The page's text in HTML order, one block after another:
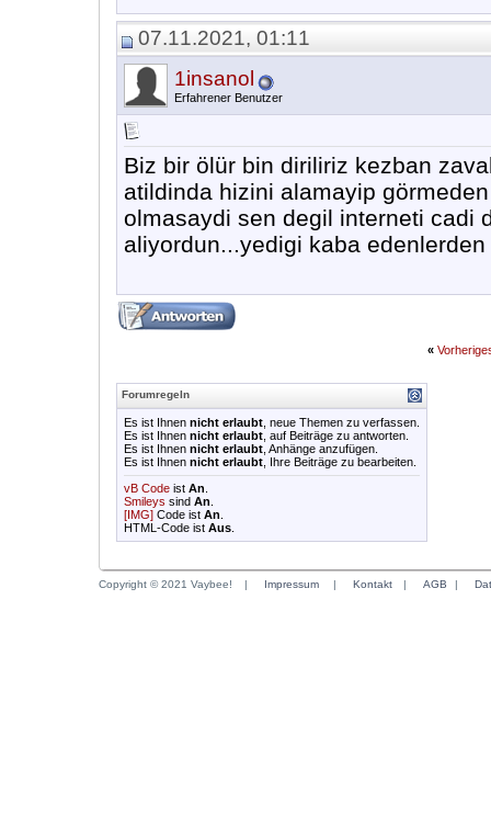
07.11.2021, 01:11
1insanol
Erfahrener Benutzer
Biz bir ölür bin diriliriz kezban
atildinda hizini alamayip
olmasaydi sen degil interneti cadi
aliyordun...yedigi kaba
«
Forumregeln
Es ist Ihnen nicht erlaubt , neue Themen zu verfassen.
Es ist Ihnen nicht erlaubt , auf Beiträge zu antworten.
Es ist Ihnen nicht erlaubt , Anhänge anzufügen.
Es ist Ihnen nicht erlaubt , Ihre Beiträge zu bearbeiten.
vB Code ist An
Smileys sind An
[IMG] Code ist An
HTML-Code ist Aus
Copyright © 2021 Vaybee! | Impressum | Kontakt | AGB |